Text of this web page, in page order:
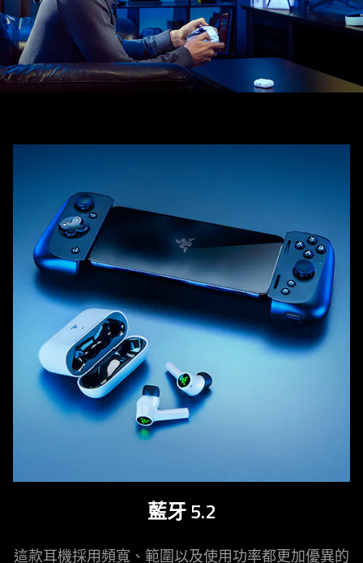
藍牙 5.2
這款耳機採用頻寬、範圍以及使用功率都更加優異的